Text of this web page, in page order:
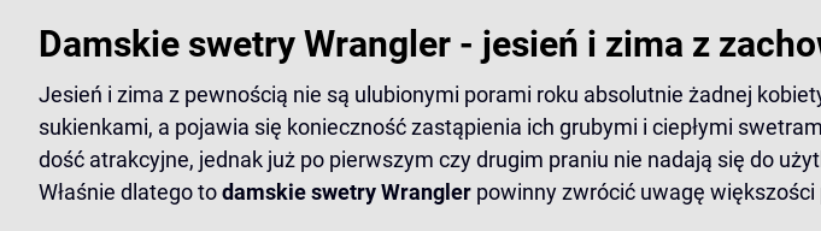
Damskie swetry Wrangler - jesień i zima z
Jesień i zima z pewnością nie są ulubionymi porami roku absolutnie żadnej
sukienkami, a pojawia się konieczność zastąpienia ich grubymi i ciepłymi
dość atrakcyjne, jednak już po pierwszym czy drugim praniu nie nadają się do
Właśnie dlatego todamskie swetry Wrangler powinny zwrócić uwagę większości